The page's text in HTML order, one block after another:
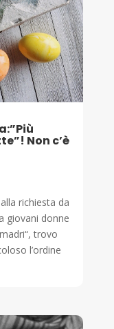
Non c’è
richiesta da
giovani donne
trovo
l’ordine